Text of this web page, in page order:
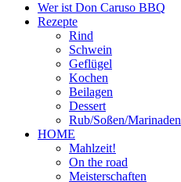
Wer ist Don Caruso BBQ
Rezepte
Rind
Schwein
Geflügel
Kochen
Beilagen
Dessert
Rub/Soßen/Marinaden
HOME
Mahlzeit!
On the road
Meisterschaften